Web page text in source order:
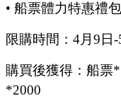
• 船票體力特惠禮包
限購時間： 4月 9 日-
購買後獲得：船票
*2000